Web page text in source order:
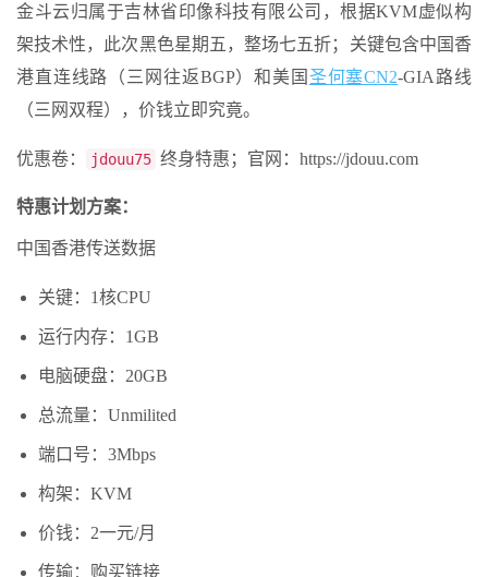
金斗云归属于吉林省印像科技有限公司，根据KVM虚似构
架技术性，此次黑色星期五，整场七五折；关键包含中国香
港直连线路（三网往返BGP）和美国 圣何塞CN2-GIA路线
（三网双程），价钱立即究竟。
优惠卷： jdouu75 终身特惠；官网：https://jdouu.com
特惠计划方案：
中国香港传送数据
关键：1核CPU
运行内存：1GB
电脑硬盘：20GB
总流量：Unmilited
端口号：3Mbps
构架：KVM
价钱：2一元/月
传输：购买链接